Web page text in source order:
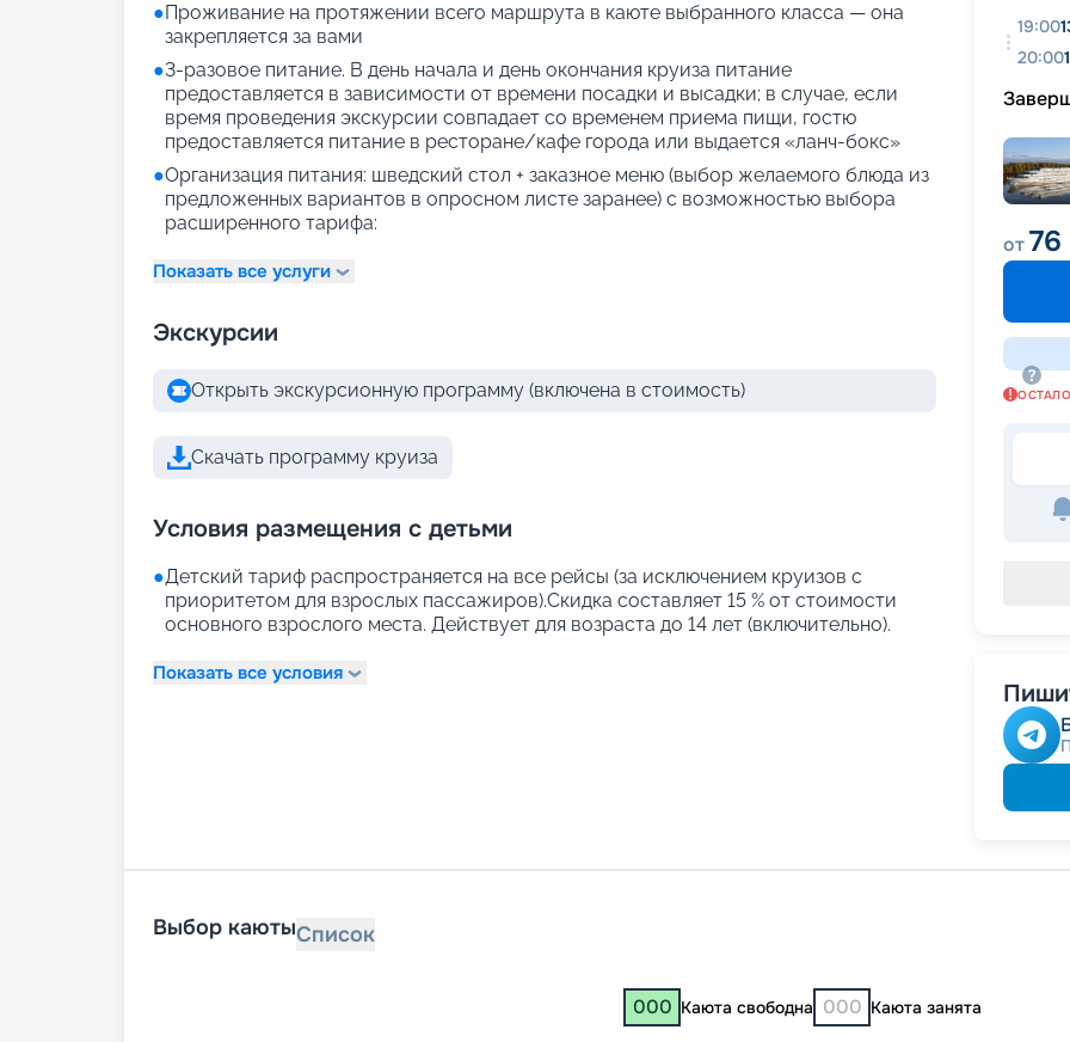
●Проживание на протяжении всего маршрута в каюте выбранного класса — она
закрепляется за вами
●3-разовое питание. В день начала и день окончания круиза питание
предоставляется в зависимости от времени посадки и высадки; в случае, если
время проведения экскурсии совпадает со временем приема пищи, гостю
предоставляется питание в ресторане/кафе города или выдается «ланч-бокс»
●Организация питания: шведский стол + заказное меню (выбор желаемого блюда из
предложенных вариантов в опросном листе заранее) с возможностью выбора
расширенного тарифа:
Показать все услуги
Экскурсии
Открыть экскурсионную программу (включена в стоимость)
Скачать программу круиза
Условия размещения с детьми
●Детский тариф распространяется на все рейсы (за исключением круизов с
приоритетом для взрослых пассажиров).Скидка составляет 15 % от стоимости
основного взрослого места. Действует для возраста до 14 лет (включительно).
Показать все условия
19:00
20:00
от
Выбор каютыСписок
000 Каюта свободна 000 Каюта занята